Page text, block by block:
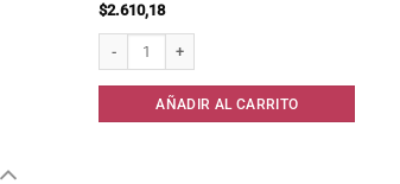
$2.610,18
Pinza 012 Depilar x 12 unid cantidad
AÑADIR AL CARRITO